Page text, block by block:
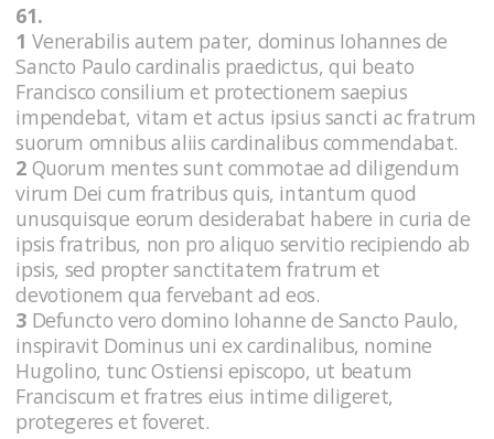
61.
1 Venerabilis autem pater, dominus Iohannes de
Sancto Paulo cardinalis praedictus, qui beato
Francisco consilium et protectionem saepius
impendebat, vitam et actus ipsius sancti ac fratrum
suorum omnibus aliis cardinalibus commendabat.
2 Quorum mentes sunt commotae ad diligendum
virum Dei cum fratribus quis, intantum quod
unusquisque eorum desiderabat habere in curia de
ipsis fratribus, non pro aliquo servitio recipiendo ab
ipsis, sed propter sanctitatem fratrum et
devotionem qua fervebant ad eos.
3 Defuncto vero domino Iohanne de Sancto Paulo,
inspiravit Dominus uni ex cardinalibus, nomine
Hugolino, tunc Ostiensi episcopo, ut beatum
Franciscum et fratres eius intime diligeret,
protegeres et foveret.